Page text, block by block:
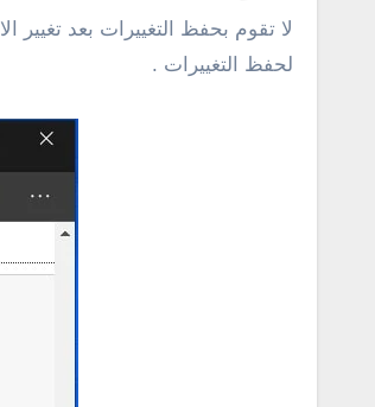
لحفظ التغييرات .